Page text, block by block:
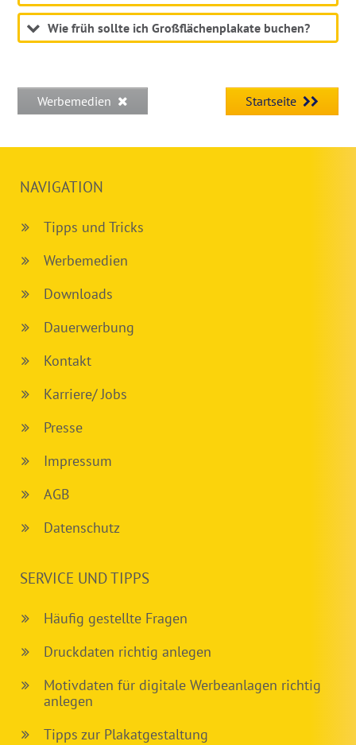
Wie früh sollte ich Großflächenplakate buchen?
Werbemedien Startseite
NAVIGATION
Tipps und Tricks
Werbemedien
Downloads
Dauerwerbung
Kontakt
Karriere/ Jobs
Presse
Impressum
AGB
Datenschutz
SERVICE UND TIPPS
Häufig gestellte Fragen
Druckdaten richtig anlegen
Motivdaten für digitale Werbeanlagen richtig
anlegen
Tipps zur Plakatgestaltung